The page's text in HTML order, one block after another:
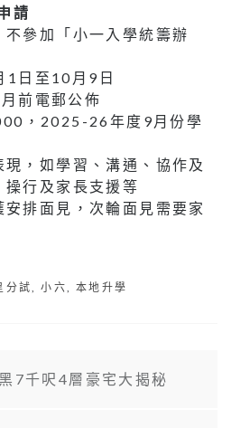
請
不參加「小一入學統籌辦
1日至10月9日
前電郵公佈
，2025-26年度9月份學
現，如學習、溝通、協作及
操行及家長支援等
安排面見，次輪面見需要家
分試 ,小六 本地升學
7千呎4層豪宅大揭秘